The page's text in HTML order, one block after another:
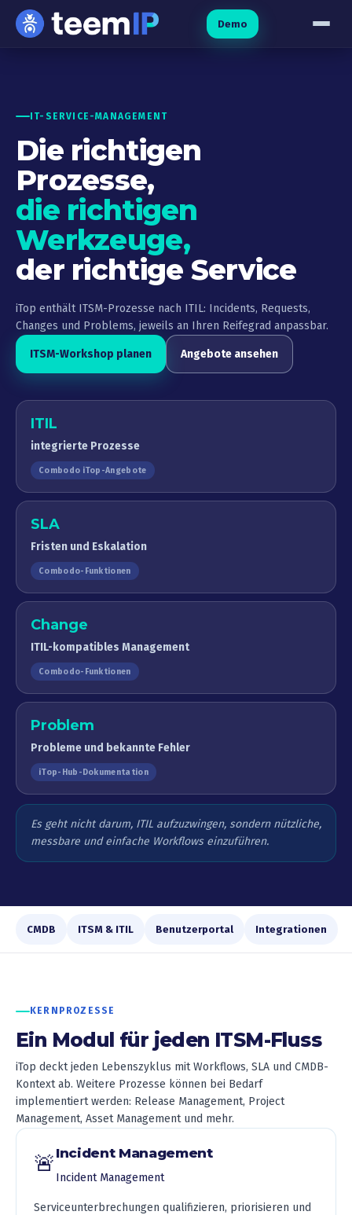
Zum Inhalt springen
Demo
IT-SERVICE-MANAGEMENT
Die richtigen
Prozesse,
die richtigen
Werkzeuge,
der richtige Service
iTop enthält ITSM-Prozesse nach ITIL: Incidents, Requests,
Changes und Problems, jeweils an Ihren Reifegrad anpassbar.
ITSM-Workshop planen Angebote ansehen
ITIL
integrierte Prozesse
Combodo iTop-Angebote
SLA
Fristen und Eskalation
Combodo-Funktionen
Change
ITIL-kompatibles Management
Combodo-Funktionen
Problem
Probleme und bekannte Fehler
iTop-Hub-Dokumentation
Es geht nicht darum, ITIL aufzuzwingen, sondern nützliche,
messbare und einfache Workflows einzuführen.
CMDB ITSM & ITIL Benutzerportal Integrationen
KERNPROZESSE
Ein Modul für jeden ITSM-Fluss
iTop deckt jeden Lebenszyklus mit Workflows, SLA und CMDB-
Kontext ab. Weitere Prozesse können bei Bedarf
implementiert werden: Release Management, Project
Management, Asset Management und mehr.
🚨 Incident Management
Incident Management
Serviceunterbrechungen qualifizieren, priorisieren und